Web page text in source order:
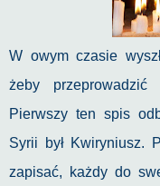
W owym czasie
żeby
Pierwszy ten spis
Syrii był Kwiryniusz.
zapisać, każdy do